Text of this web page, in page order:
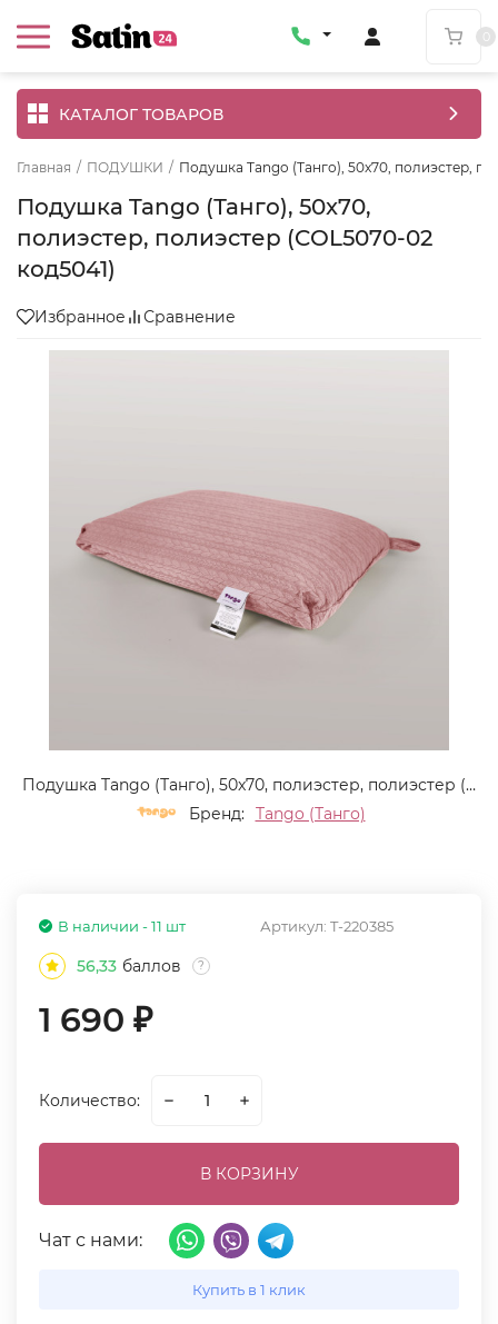
КАТАЛОГ ТОВАРОВ
Главная / ПОДУШКИ / Подушка Tango (Танго), 50x70, полиэстер,
Подушка Tango (Танго), 50x70,
полиэстер, полиэстер (COL5070-02
код5041)
Избранное Сравнение
Подушка Tango (Танго), 50x70, полиэстер, полиэстер (COL5070-02 код5041)
Бренд:
Tango (Танго)
Артикул: T-220385
В наличии - 11 шт
56,33 баллов ?
1 690 ₽
Количество:
В КОРЗИНУ
Чат с нами:
Купить в 1 клик